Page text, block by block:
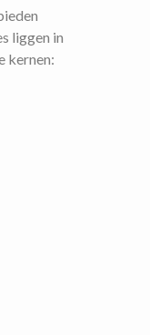
liggen in
kernen: